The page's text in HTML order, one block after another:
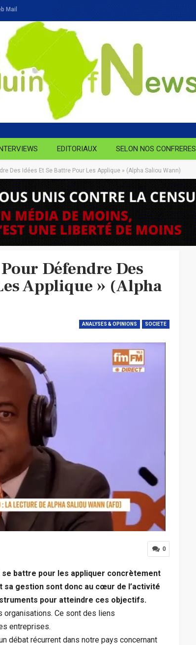
Mail
EDITORIAUX SELON NOS CONFRERES
Des Idées Et Se Battre Pour Les Applique » (Alpha Saliou Wann)
Défendre Des
Applique » (Alpha
ANALYSES & OPINIONS SOCIETE
0
battre pour les appliquer concrètement
sa gestion sont donc au cœur de l’activité
pour atteindre ces objectifs.
Ce sont des liens
entreprises.
débat récurrent dans notre pays concernant